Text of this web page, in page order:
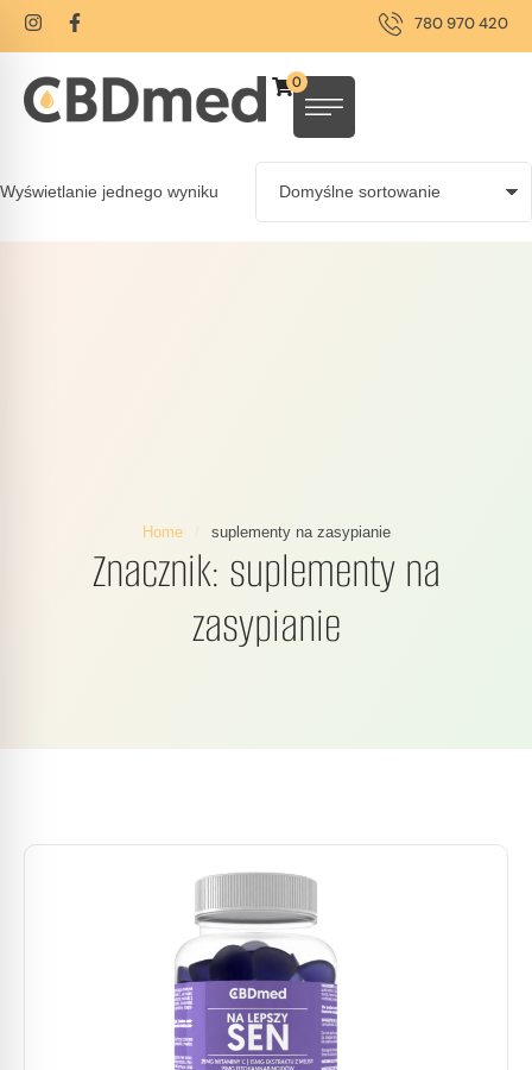
780 970 420
0
Wyświetlanie jednego wyniku
Home suplementy na zasypianie
Znacznik: suplementy na
zasypianie